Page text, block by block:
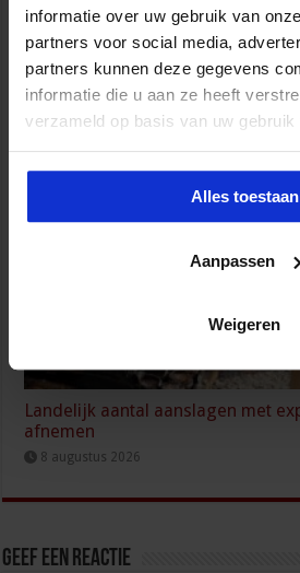
informatie over uw gebruik van
partners voor social media,
partners kunnen deze gegevens
informatie die u aan ze heeft
verzameld op basis van uw
Alles toestaan
Aanpassen
Weigeren
OM legt record aan beslag
Landelijk aantal aanslagen met
afnemen
8 augustus 2026
Geef een reactie